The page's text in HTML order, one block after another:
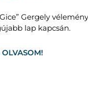
Gergely
lap kapcsán.